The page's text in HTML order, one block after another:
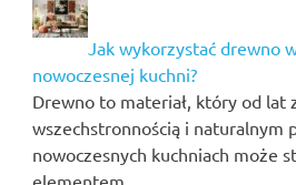
Jak wykorzystać drewno
nowoczesnej kuchni?
Drewno to materiał, który od lat
wszechstronnością i naturalnym
nowoczesnych kuchniach może